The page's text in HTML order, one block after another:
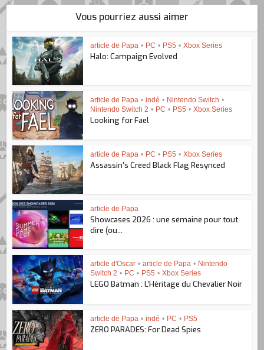
Vous pourriez aussi aimer
article de Papa • PC • PS5 • Xbox Series
Halo: Campaign Evolved
article de Papa • indé • Nintendo Switch •
Nintendo Switch 2 • PC • PS5 • Xbox Series
Looking for Fael
article de Papa • PC • PS5 • Xbox Series
Assassin’s Creed Black Flag Resynced
article de Papa
Showcases 2026 : une semaine pour tout
dire (ou...
article d'Oscar • article de Papa • Nintendo
Switch 2 • PC • PS5 • Xbox Series
LEGO Batman : L’Héritage du Chevalier Noir
article de Papa • indé • PC • PS5
ZERO PARADES: For Dead Spies